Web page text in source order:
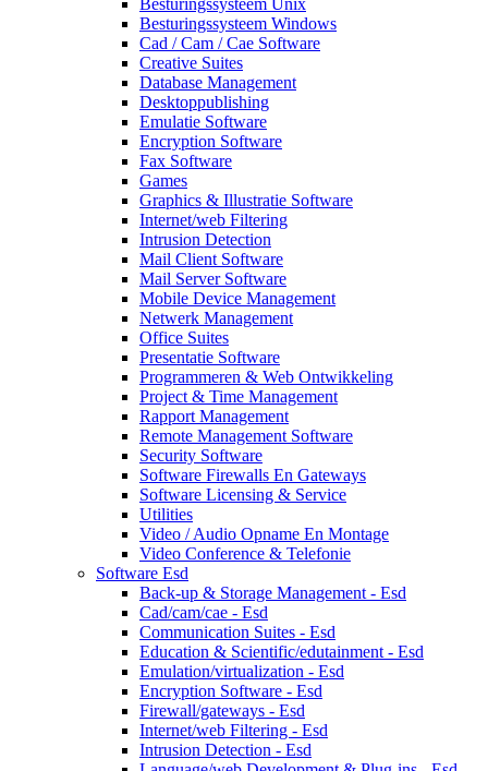
Besturingssysteem Windows
Cad / Cam / Cae Software
Creative Suites
Database Management
Desktoppublishing
Emulatie Software
Encryption Software
Fax Software
Games
Graphics & Illustratie Software
Internet/web Filtering
Intrusion Detection
Mail Client Software
Mail Server Software
Mobile Device Management
Netwerk Management
Office Suites
Presentatie Software
Programmeren & Web Ontwikkeling
Project & Time Management
Rapport Management
Remote Management Software
Security Software
Software Firewalls En Gateways
Software Licensing & Service
Utilities
Video / Audio Opname En Montage
Video Conference & Telefonie
Software Esd
Back-up & Storage Management - Esd
Cad/cam/cae - Esd
Communication Suites - Esd
Education & Scientific/edutainment - Esd
Emulation/virtualization - Esd
Encryption Software - Esd
Firewall/gateways - Esd
Internet/web Filtering - Esd
Intrusion Detection - Esd